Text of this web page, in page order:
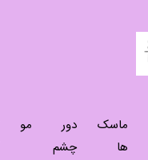
ماسک
ها
دور
چشم
مو